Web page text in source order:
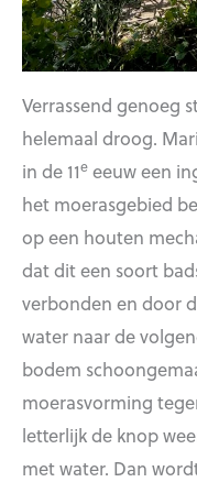
Verrassend genoeg
helemaal droog.
in de 11e eeuw een
het moerasgebied
op een houten
dat dit een soort
verbonden en door
water naar de
bodem
moerasvorming
letterlijk de knop
met water. Dan